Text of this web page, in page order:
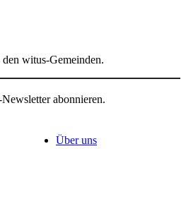
witus-Gemeinden.
abonnieren.
Über uns